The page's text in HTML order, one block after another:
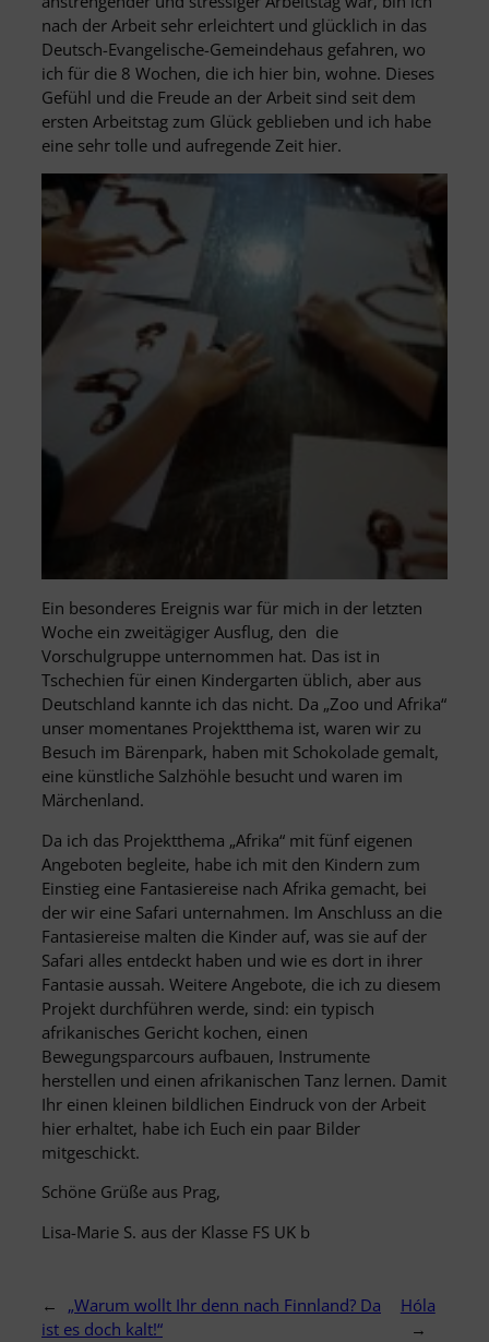
nach der Arbeit sehr erleichtert und glücklich in das
Deutsch-Evangelische-Gemeindehaus gefahren, wo
ich für die 8 Wochen, die ich hier bin, wohne. Dieses
Gefühl und die Freude an der Arbeit sind seit dem
ersten Arbeitstag zum Glück geblieben und ich habe
eine sehr tolle und aufregende Zeit hier.
Ein besonderes Ereignis war für mich in der letzten
Woche ein zweitägiger Ausflug, den die
Vorschulgruppe unternommen hat. Das ist in
Tschechien für einen Kindergarten üblich, aber aus
Deutschland kannte ich das nicht. Da „Zoo und Afrika“
unser momentanes Projektthema ist, waren wir zu
Besuch im Bärenpark, haben mit Schokolade gemalt,
eine künstliche Salzhöhle besucht und waren im
Märchenland.
Da ich das Projektthema „Afrika“ mit fünf eigenen
Angeboten begleite, habe ich mit den Kindern zum
Einstieg eine Fantasiereise nach Afrika gemacht, bei
der wir eine Safari unternahmen. Im Anschluss an die
Fantasiereise malten die Kinder auf, was sie auf der
Safari alles entdeckt haben und wie es dort in ihrer
Fantasie aussah. Weitere Angebote, die ich zu diesem
Projekt durchführen werde, sind: ein typisch
afrikanisches Gericht kochen, einen
Bewegungsparcours aufbauen, Instrumente
herstellen und einen afrikanischen Tanz lernen. Damit
Ihr einen kleinen bildlichen Eindruck von der Arbeit
hier erhaltet, habe ich Euch ein paar Bilder
mitgeschickt.
Schöne Grüße aus Prag,
Lisa-Marie S. aus der Klasse FS UK b
←
„Warum wollt Ihr denn nach Finnland? Da
ist es doch kalt!“
Hóla
→